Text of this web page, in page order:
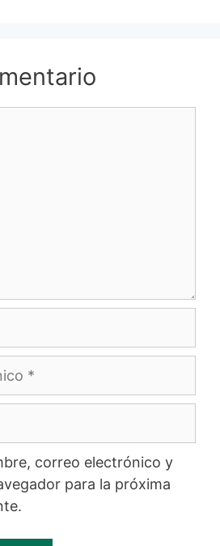
correo electrónico y
para la próxima